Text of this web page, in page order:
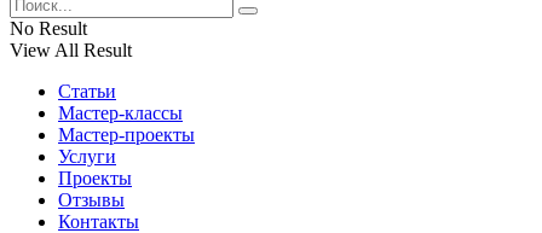
No Result
View All Result
Статьи
Мастер-классы
Мастер-проекты
Услуги
Проекты
Отзывы
Контакты